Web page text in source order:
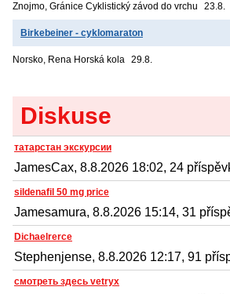
Znojmo, Gránice Cyklistický závod do vrchu 23.8.
Birkebeiner - cyklomaraton
Norsko, Rena Horská kola 29.8.
Diskuse
татарстан экскурсии
JamesCax, 8.8.2026 18:02, 24
sildenafil 50 mg price
Jamesamura, 8.8.2026 15:14, 31
Dichaelrerce
Stephenjense, 8.8.2026 12:17, 91
смотреть здесь vetryx